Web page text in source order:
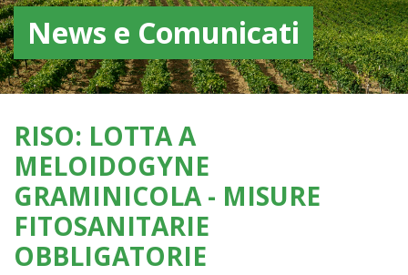
News e Comunicati
RISO: LOTTA A
MELOIDOGYNE
GRAMINICOLA - MISURE
FITOSANITARIE
OBBLIGATORIE